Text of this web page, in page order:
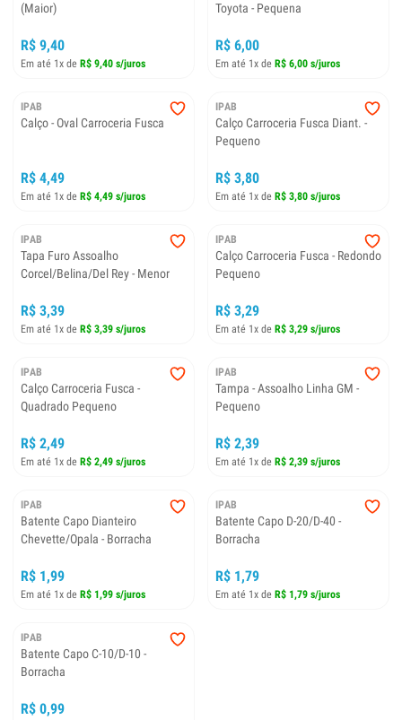
(Maior)
R$ 9,40
Em até 1x de R$ 9,40 s/juros
Toyota - Pequena
R$ 6,00
Em até 1x de R$ 6,00 s/juros
IPAB
Calço - Oval Carroceria Fusca
R$ 4,49
Em até 1x de R$ 4,49 s/juros
IPAB
Calço Carroceria Fusca Diant. -
Pequeno
R$ 3,80
Em até 1x de R$ 3,80 s/juros
IPAB
Tapa Furo Assoalho
Corcel/Belina/Del Rey - Menor
R$ 3,39
Em até 1x de R$ 3,39 s/juros
IPAB
Calço Carroceria Fusca - Redondo
Pequeno
R$ 3,29
Em até 1x de R$ 3,29 s/juros
IPAB
Calço Carroceria Fusca -
Quadrado Pequeno
R$ 2,49
Em até 1x de R$ 2,49 s/juros
IPAB
Tampa - Assoalho Linha GM -
Pequeno
R$ 2,39
Em até 1x de R$ 2,39 s/juros
IPAB
Batente Capo Dianteiro
Chevette/Opala - Borracha
R$ 1,99
Em até 1x de R$ 1,99 s/juros
IPAB
Batente Capo D-20/D-40 -
Borracha
R$ 1,79
Em até 1x de R$ 1,79 s/juros
IPAB
Batente Capo C-10/D-10 -
Borracha
R$ 0,99